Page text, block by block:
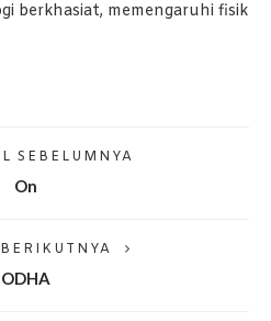
berkhasiat, memengaruhi fisik
SEBELUMNYA
On
ODHA